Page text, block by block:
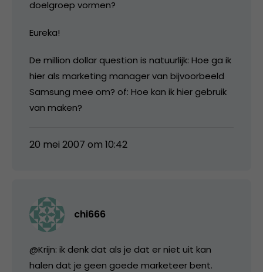
doelgroep vormen?
Eureka!
De million dollar question is natuurlijk: Hoe ga ik
hier als marketing manager van bijvoorbeeld
Samsung mee om? of: Hoe kan ik hier gebruik
van maken?
20 mei 2007 om 10:42
chi666
@Krijn: ik denk dat als je dat er niet uit kan
halen dat je geen goede marketeer bent.